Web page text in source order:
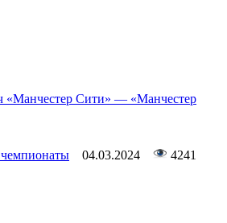
«Манчестер Сити» — «Манчестер
04.03.2024 4241